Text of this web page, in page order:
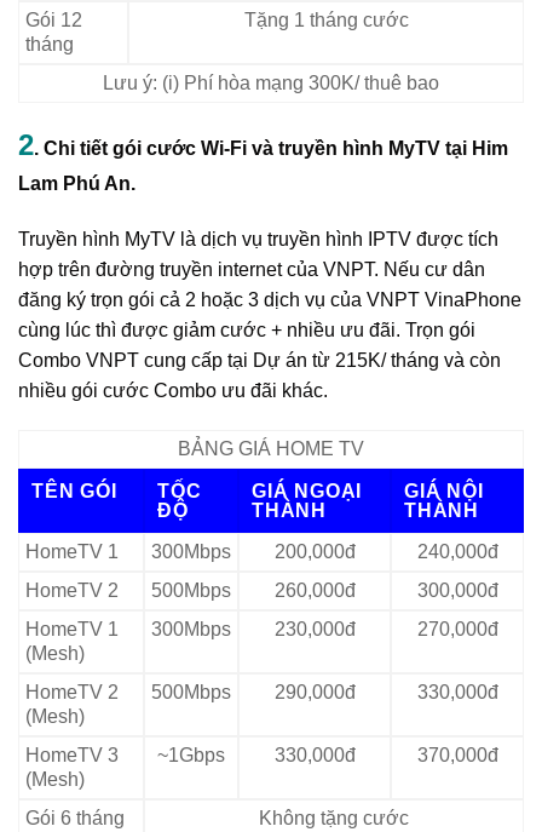
Gói 12
tháng
Tặng 1 tháng cước
Lưu ý: (i) Phí hòa mạng 300K/ thuê bao
2. Chi tiết gói cước Wi-Fi và truyền hình MyTV tại Him
Lam Phú An.
Truyền hình MyTV là dịch vụ truyền hình IPTV được tích
hợp trên đường truyền internet của VNPT. Nếu cư dân
đăng ký trọn gói cả 2 hoặc 3 dịch vụ của VNPT VinaPhone
cùng lúc thì được giảm cước + nhiều ưu đãi. Trọn gói
Combo VNPT cung cấp tại Dự án từ 215K/ tháng và còn
nhiều gói cước Combo ưu đãi khác.
BẢNG GIÁ HOME TV
TÊN GÓI
TỐC
ĐỘ
GIÁ NGOẠI
THÀNH
GIÁ NỘI
THÀNH
HomeTV 1
300Mbps 200,000đ
240,000đ
HomeTV 2
500Mbps 260,000đ
300,000đ
HomeTV 1
(Mesh)
300Mbps 230,000đ 270,000đ
HomeTV 2
(Mesh)
500Mbps 290,000đ 330,000đ
HomeTV 3
(Mesh)
~1Gbps 330,000đ 370,000đ
Gói 6 tháng
Không tặng cước